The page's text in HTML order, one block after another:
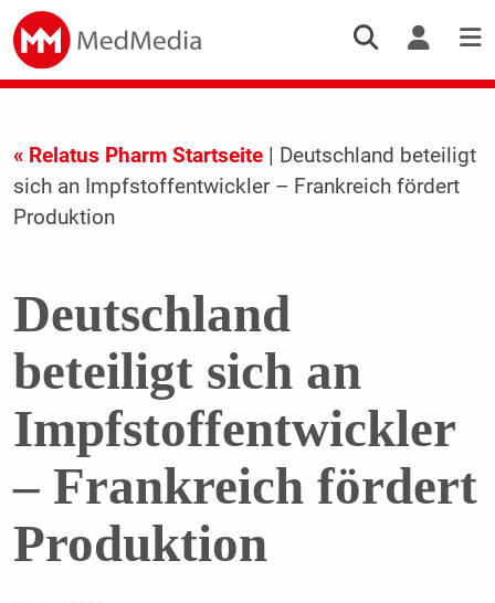
« Relatus Pharm Startseite| Deutschland beteiligt
sich an Impfstoffentwickler – Frankreich fördert
Produktion
Deutschland
beteiligt sich an
Impfstoffentwickler
– Frankreich fördert
Produktion